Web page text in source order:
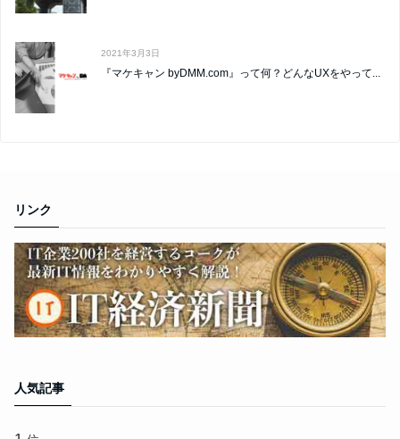
2021年3月3日
『マケキャン byDMM.com』って何？どんなUXをやって...
リンク
人気記事